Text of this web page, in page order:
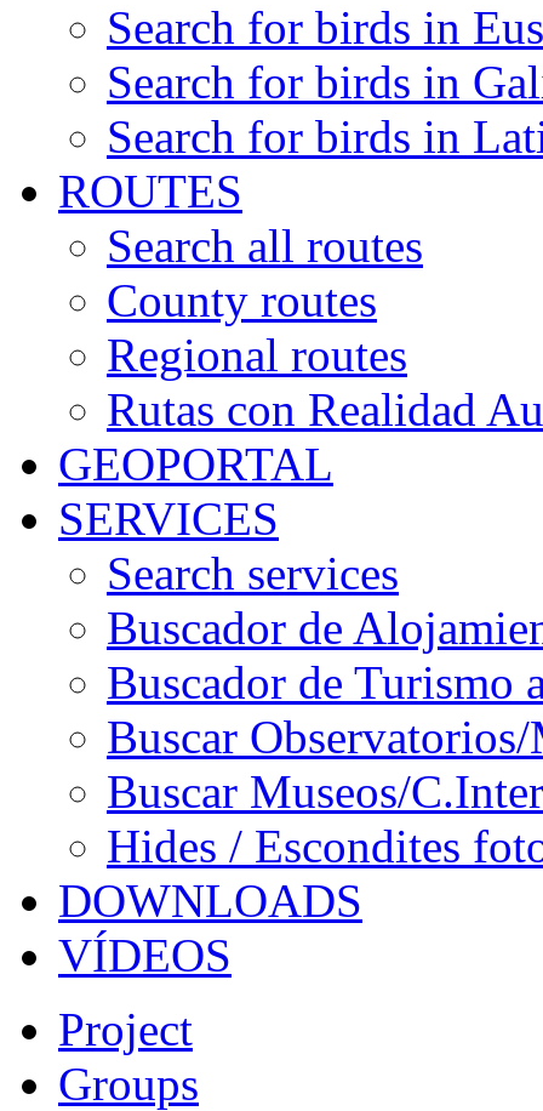
Search for birds in
Search for birds in
Search for birds in
ROUTES
Search all routes
County routes
Regional routes
Rutas con Realidad
GEOPORTAL
SERVICES
Search services
Buscador de
Buscador de Turismo
Buscar
Buscar Museos/
Hides / Escondites
DOWNLOADS
VÍDEOS
Project
Groups